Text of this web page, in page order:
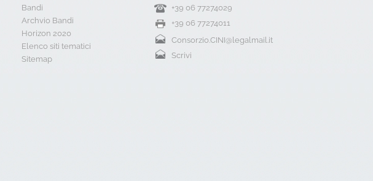
Bandi
Archvio Bandi
Horizon 2020
Elenco siti tematici
Sitemap
+39 06 77274029
+39 06 77274011
Consorzio.CINI@legalmail.it
Scrivi